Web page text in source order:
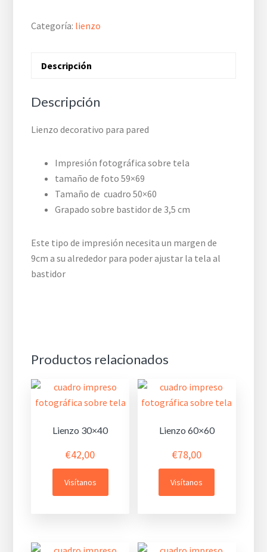
Categoría: lienzo
Descripción
Descripción
Lienzo decorativo para pared
Impresión fotográfica sobre tela
tamaño de foto 59×69
Tamaño de cuadro 50×60
Grapado sobre bastidor de 3,5 cm
Este tipo de impresión necesita un margen de
9cm a su alrededor para poder ajustar la tela al
bastidor
Productos relacionados
Lienzo 30×40
€42,00
Visítanos
Lienzo 60×60
€78,00
Visítanos